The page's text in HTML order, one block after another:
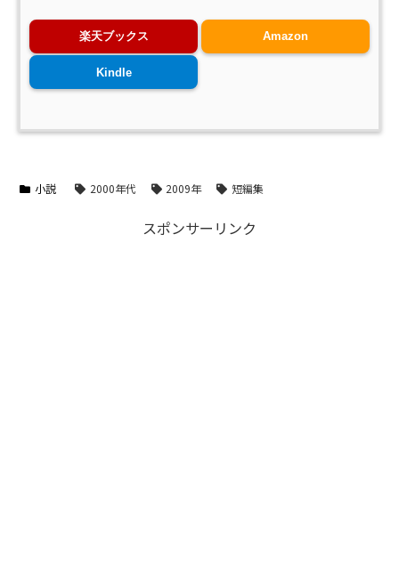
楽天ブックス Amazon
Kindle
小説 2000年代 2009年 短編集
スポンサーリンク